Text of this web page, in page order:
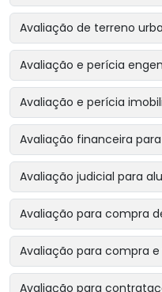
Avaliação de terreno
Avaliação e perícia
Avaliação e perícia
Avaliação financeira
Avaliação judicial para
Avaliação para compra
Avaliação para compra
Avaliação para